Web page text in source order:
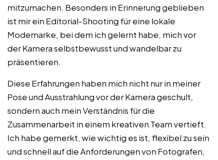
mitzumachen. Besonders in Erinnerung geblieben
ist mir ein Editorial-Shooting für eine lokale
Modemarke, bei dem ich gelernt habe, mich vor
der Kamera selbstbewusst und wandelbar zu
präsentieren.
Diese Erfahrungen haben mich nicht nur in meiner
Pose und Ausstrahlung vor der Kamera geschult,
sondern auch mein Verständnis für die
Zusammenarbeit in einem kreativen Team vertieft.
Ich habe gemerkt, wie wichtig es ist, flexibel zu sein
und schnell auf die Anforderungen von Fotografen,